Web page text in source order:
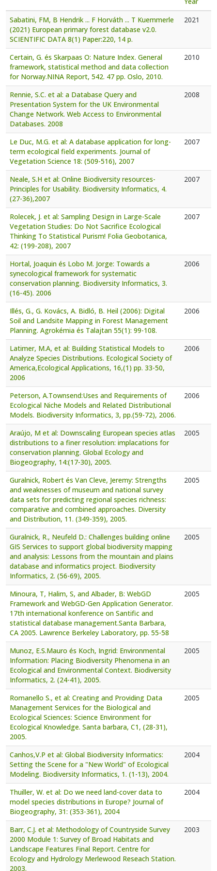
Sabatini, FM, B Hendrik ... F Horváth ... T Kuemmerle
(2021) European primary forest database v2.0.
SCIENTIFIC DATA 8(1) Paper:220, 14 p.
2021
Certain, G. és Skarpaas O: Nature Index. General
framework, statistical method and data collection
for Norway.NINA Report, 542. 47 pp. Oslo, 2010.
2010
Rennie, S.C. et al: a Database Query and
Presentation System for the UK Environmental
Change Network. Web Access to Environmental
Databases. 2008
2008
Le Duc, M.G. et al: A database application for long-
term ecological field experiments. Journal of
Vegetation Science 18: (509-516), 2007
2007
Neale, S.H et al: Online Biodiversity resources-
Principles for Usability. Biodiversity Informatics, 4.
(27-36),2007
2007
Rolecek, J. et al: Sampling Design in Large-Scale
Vegetation Studies: Do Not Sacrifice Ecological
Thinking To Statistical Purism! Folia Geobotanica,
42: (199-208), 2007
2007
Hortal, Joaquin és Lobo M. Jorge: Towards a
synecological framework for systematic
conservation planning. Biodiversity Informatics, 3.
(16-45). 2006
2006
Illés, G., G. Kovács, A. Bidló, B. Heil (2006): Digital
Soil and Landsite Mapping in Forest Management
Planning. Agrokémia és Talajtan 55(1): 99-108.
2006
Latimer, M.A, et al: Building Statistical Models to
Analyze Species Distributions. Ecological Society of
America,Ecological Applications, 16,(1) pp. 33-50,
2006
2006
Peterson, A.Townsend:Uses and Requirements of
Ecological Niche Models and Related Distributional
Models. Biodiversity Informatics, 3, pp.(59-72), 2006.
2006
Araújo, M et al: Downscaling European species atlas
distributions to a finer resolution: implacations for
conservation planning. Global Ecology and
Biogeography, 14:(17-30), 2005.
2005
Guralnick, Robert és Van Cleve, Jeremy: Strengths
and weaknesses of museum and national survey
data sets for predicting regional species richness:
comparative and combined approaches. Diversity
and Distribution, 11. (349-359), 2005.
2005
Guralnick, R., Neufeld D.: Challenges building online
GIS Services to support global biodiversity mapping
and analysis: Lessons from the mountain and plains
database and informatics project. Biodiversity
Informatics, 2. (56-69), 2005.
2005
Minoura, T, Halim, S, and Albader, B: WebGD
Framework and WebGD-Gen Application Generator.
17th international konference on Santific and
statistical database management.Santa Barbara,
CA 2005. Lawrence Berkeley Laboratory, pp. 55-58
2005
Munoz, E.S.Mauro és Koch, Ingrid: Environmental
Information: Placing Biodiversity Phenomena in an
Ecological and Environmental Context. Biodiversity
Informatics, 2. (24-41), 2005.
2005
Romanello S., et al: Creating and Providing Data
Management Services for the Biological and
Ecological Sciences: Science Environment for
Ecological Knowledge. Santa barbara, C1, (28-31),
2005.
2005
Canhos,V.P et al: Global Biodiversity Informatics:
Setting the Scene for a "New World" of Ecological
Modeling. Biodiversity Informatics, 1. (1-13), 2004.
2004
Thuiller, W. et al: Do we need land-cover data to
model species distributions in Europe? Journal of
Biogeography, 31: (353-361), 2004
2004
Barr, C.J. et al: Methodology of Countryside Survey
2000 Module 1: Survey of Broad Habitats and
Landscape Features Final Report. Centre for
Ecology and Hydrology Merlewood Reseach Station.
2003.
2003